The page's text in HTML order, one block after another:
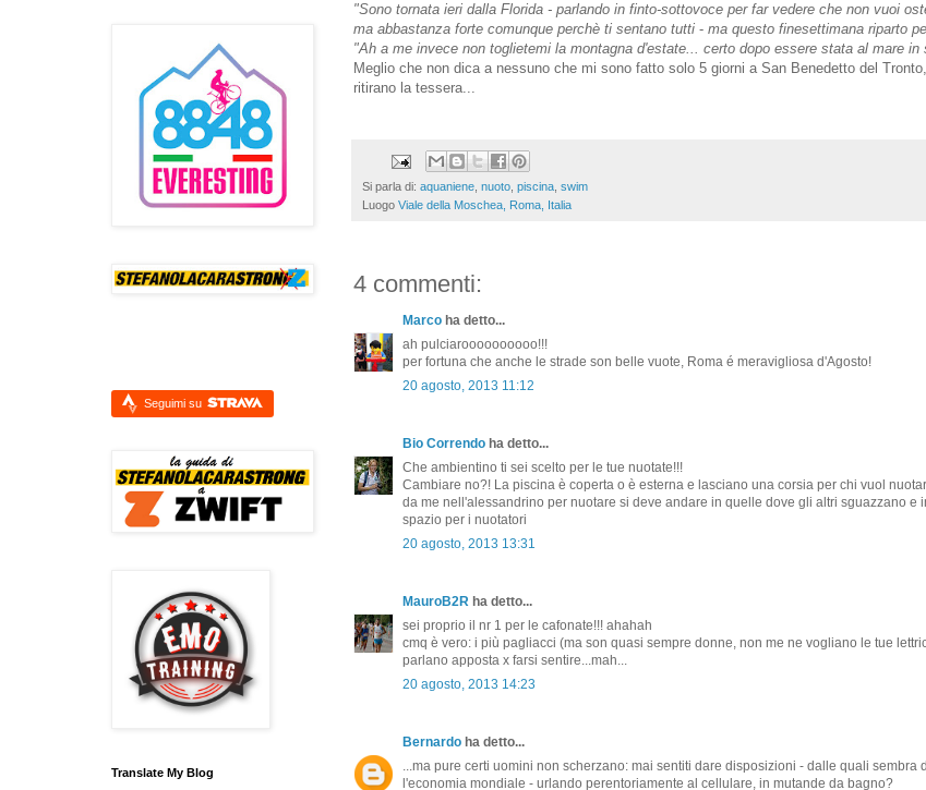
"Sono tornata ieri dalla Florida - parlando in finto-sottovoce per far vedere che non vuoi
ma abbastanza forte comunque perchè ti sentano tutti - ma questo finesettimana riparto
"Ah a me invece non toglietemi la montagna d'estate... certo dopo essere stata al mare in
Meglio che non dica a nessuno che mi sono fatto solo 5 giorni a San Benedetto del
ritirano la tessera...
Si parla di: aquaniene, nuoto, piscina, swim
Luogo Viale della Moschea, Roma, Italia
4 commenti:
Marco ha detto...
ah pulciaroooooooooo!!!
per fortuna che anche le strade son belle vuote, Roma é meravigliosa d'Agosto!
20 agosto, 2013 11:12
Bio Correndo ha detto...
Che ambientino ti sei scelto per le tue nuotate!!!
Cambiare no?! La piscina è coperta o è esterna e lasciano una corsia per chi vuol
da me nell'alessandrino per nuotare si deve andare in quelle dove gli altri sguazzano e
spazio per i nuotatori
20 agosto, 2013 13:31
MauroB2R ha detto...
sei proprio il nr 1 per le cafonate!!! ahahah
cmq è vero: i più pagliacci (ma son quasi sempre donne, non me ne vogliano le tue
parlano apposta x farsi sentire...mah...
20 agosto, 2013 14:23
Bernardo ha detto...
...ma pure certi uomini non scherzano: mai sentiti dare disposizioni - dalle quali sembra
l'economia mondiale - urlando perentoriamente al cellulare, in mutande da bagno?
Seguimi su
Translate My Blog